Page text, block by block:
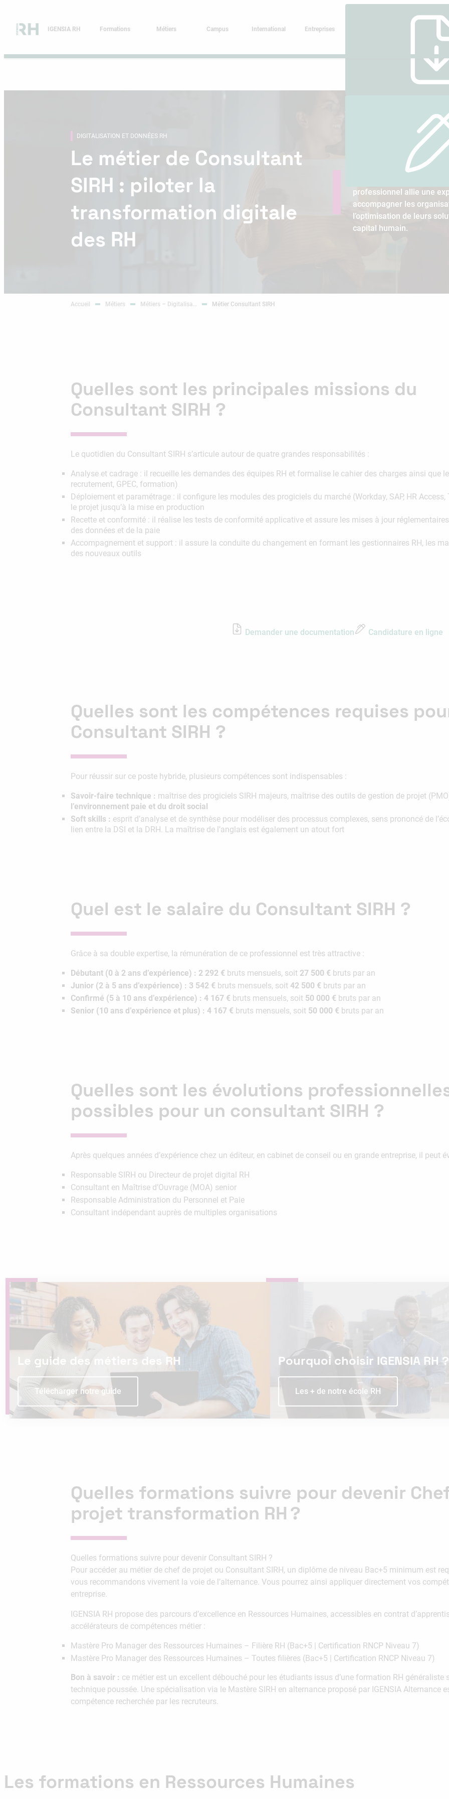
contenu
IGENSIA RH Formations Métiers Campus International Entreprises
DIGITALISATION ET DONNÉES RH
Le métier de Consultant
SIRH : piloter la
transformation digitale
des RH
Le Consultant SIRH
Humaines) est
professionnel allie une
accompagner les
l’optimisation de leurs
capital humain.
Accueil Métiers Métiers – Digitalisa… Métier Consultant SIRH
Quelles sont les principales missions du
Consultant SIRH ?
Le quotidien du Consultant SIRH s’articule autour de quatre grandes responsabilités :
Analyse et cadrage : il recueille les demandes des équipes RH et formalise le cahier des charges ainsi que
recrutement, GPEC, formation)
Déploiement et paramétrage : il configure les modules des progiciels du marché (Workday, SAP, HR
le projet jusqu’à la mise en production
Recette et conformité : il réalise les tests de conformité applicative et assure les mises à jour
des données et de la paie
Accompagnement et support : il assure la conduite du changement en formant les gestionnaires RH, les
des nouveaux outils
Demander une documentation Candidature en ligne
Quelles sont les compétences requises
Consultant SIRH ?
Pour réussir sur ce poste hybride, plusieurs compétences sont indispensables :
Savoir-faire technique : maîtrise des progiciels SIRH majeurs, maîtrise des outils de gestion de projet
l’environnement paie et du droit social
Soft skills : esprit d’analyse et de synthèse pour modéliser des processus complexes, sens prononcé de
lien entre la DSI et la DRH. La maîtrise de l’anglais est également un atout fort
Quel est le salaire du Consultant SIRH ?
Grâce à sa double expertise, la rémunération de ce professionnel est très attractive :
Débutant (0 à 2 ans d’expérience) : 2 292 € bruts mensuels, soit 27 500 € bruts par an
Junior (2 à 5 ans d’expérience) : 3 542 € bruts mensuels, soit 42 500 € bruts par an
Confirmé (5 à 10 ans d’expérience) : 4 167 € bruts mensuels, soit 50 000 € bruts par an
Senior (10 ans d’expérience et plus) : 4 167 € bruts mensuels, soit 50 000 € bruts par an
Quelles sont les évolutions
possibles pour un consultant SIRH ?
Après quelques années d’expérience chez un éditeur, en cabinet de conseil ou en grande entreprise, il peut
Responsable SIRH ou Directeur de projet digital RH
Consultant en Maîtrise d’Ouvrage (MOA) senior
Responsable Administration du Personnel et Paie
Consultant indépendant auprès de multiples organisations
Le guide des métiers des RH
Télécharger notre guide
Pourquoi choisir IGENSIA RH ?
Les + de notre école RH
Quelles formations suivre pour devenir
projet transformation RH ?
Quelles formations suivre pour devenir Consultant SIRH ?
Pour accéder au métier de chef de projet ou Consultant SIRH, un diplôme de niveau Bac+5 minimum est
vous recommandons vivement la voie de l’alternance. Vous pourrez ainsi appliquer directement vos
entreprise.
IGENSIA RH propose des parcours d’excellence en Ressources Humaines, accessibles en contrat
accélérateurs de compétences métier :
Mastère Pro Manager des Ressources Humaines – Filière RH (Bac+5 | Certification RNCP Niveau 7)
Mastère Pro Manager des Ressources Humaines – Toutes filières (Bac+5 | Certification RNCP Niveau 7)
Bon à savoir : ce métier est un excellent débouché pour les étudiants issus d’une formation RH
technique poussée. Une spécialisation via le Mastère SIRH en alternance proposé par IGENSIA Alternance
compétence recherchée par les recruteurs.
Les formations en Ressources Humaines